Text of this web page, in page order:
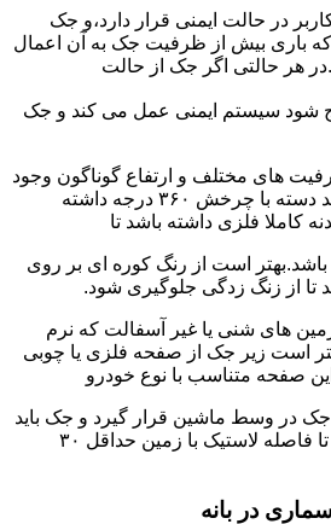
در حالت ایمنی قرار دارد،و جک
باری بیش از ظرفیت جک به آن اعمال
هر حالتی اگر جک از حالت
شود سیستم ایمنی عمل می کند و جک
های مختلف و ارتفاع گوناگون وجود
دارد.یک جک سوسماری باید دسته با چرخش ۳۶۰ درجه داشته
کاملا فلزی داشته باشد تا
باشد.بهتر است از رنگ کوره ای بر روی
تا از زنگ زدگی جلوگیری شود.
های شنی یا غیر آسفالت که نرم
است زیر جک از صفحه فلزی یا چوبی
صفحه متناسب با نوع خودرو
در وسط ماشین قرار گیرد و جک باید
خودرو را به نحوی بالا ببرد تا فاصله لاستیک با زمین حداقل ۳۰
در بانه